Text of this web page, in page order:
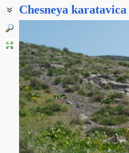
Chesneya karatavica